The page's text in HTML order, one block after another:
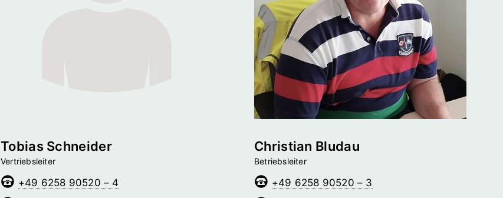
Tobias Schneider
Vertriebsleiter
+49 6258 90520 – 4
Christian Bludau
Betriebsleiter
+49 6258 90520 – 3